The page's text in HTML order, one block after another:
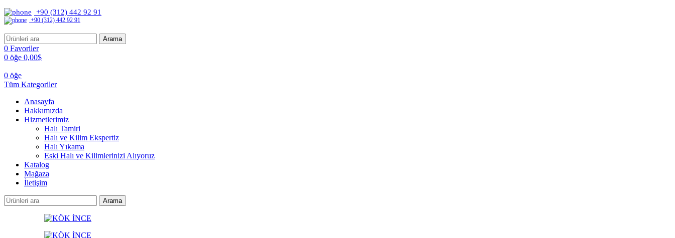
+90 (312) 442 92 91
+90 (312) 442 92 91
Arama
0 Favoriler
0 öğe 0,00$
0 öğe
Tüm Kategoriler
Anasayfa
Hakkımızda
Hizmetlerimiz
Halı Tamiri
Halı ve Kilim Ekspertiz
Halı Yıkama
Eski Halı ve Kilimlerinizi Alıyoruz
Katalog
Mağaza
İletişim
Arama